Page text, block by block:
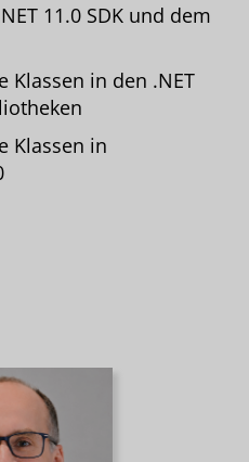
11.0 SDK und dem
Klassen in den .NET
Klassen in